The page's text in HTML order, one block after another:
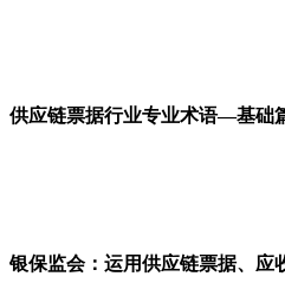
供应链票据行业专业术语—基础